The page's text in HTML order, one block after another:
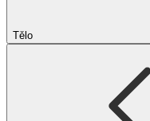
Tělo